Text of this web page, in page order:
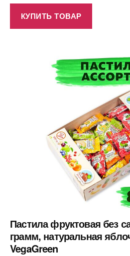
КУПИТЬ ТОВАР
Пастила фруктовая без
грамм, натуральная
VegaGreen